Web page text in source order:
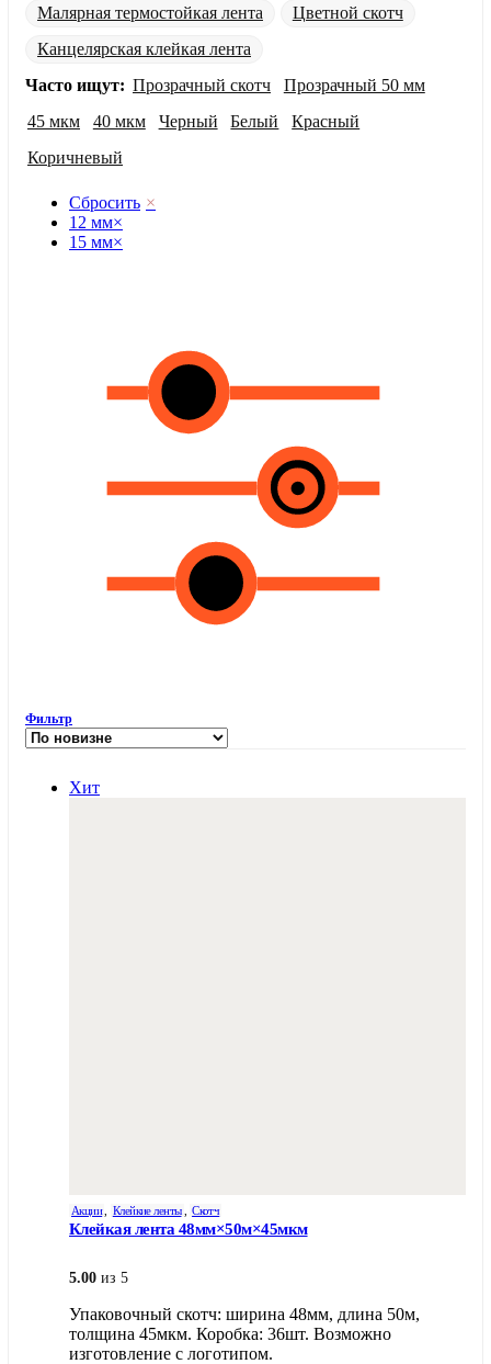
Малярная термостойкая лента
Цветной скотч
Канцелярская клейкая лента
Часто ищут: Прозрачный скотч
Прозрачный 50 мм
45 мкм
40 мкм Черный Белый
Красный
Коричневый
Сбросить ×
12 мм×
15 мм×
Фильтр
Хит
Акции, Клейкие ленты , Скотч
Клейкая лента 48мм×50м×45мкм
5.00 из 5
Упаковочный скотч: ширина 48мм, длина 50м,
толщина 45мкм. Коробка: 36шт. Возможно
изготовление с логотипом.